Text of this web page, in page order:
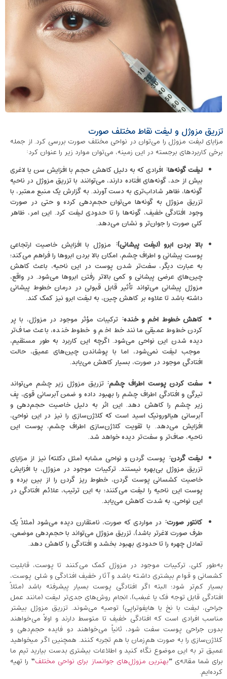
تزریق مزوژل و لیفت نقاط مختلف صورت
مزایای لیفت مزوژل را می‌توان در نواحی مختلف صورت بررسی کرد. از جمله
برخی کاربردهای برجسته در این زمینه، می‌توان موارد زیر را عنوان کرد:
لیفت گونه‌ها: افرادی که به ‌دلیل کاهش حجم با افزایش سن یا لاغری
بیش از حد، گونه‌های افتاده دارند، می‌توانند با تزریق مزوژل در ناحیه
گونه‌ها، ظاهر شاداب‌تری به دست آورند. به گزارش یک منبع معتبر، با
تزریق مزوژل به گونه‌ها می‌توان حجم‌دهی کرده و حتی در صورت
وجود افتادگی خفیف، گونه‌ها را تا حدودی لیفت کرد. این امر، ظاهر
کلی صورت را جوان‌تر و نشان می‌دهد.
بالا بردن ابرو (لیفت پیشانی): مزوژل با افزایش خاصیت ارتجاعی
پوست پیشانی و اطراف چشم، امکان بالا بردن ابروها را فراهم می‌کند؛
به عبارت دیگر، سفت‌تر شدن پوست در این ناحیه، باعث کاهش
چین‌های عرضی پیشانی و کمی بالاتر رفتن ابروها می‌شود. در واقع،
مزوژل پیشانی می‌تواند تأثیر قابل قبولی در درمان خطوط پیشانی
داشته باشد تا علاوه بر کاهش چین، به لیفت ابرو نیز کمک کند.
کاهش خطوط اخم و خنده: ترکیبات مؤثر موجود در مزوژل، با پر
کردن خطوط عمیقی مانند خط اخم و خطوط خنده، باعث صاف‌تر
دیده شدن این نواحی می‌شود. اگرچه این کاربرد به ‌طور مستقیم،
موجب لیفت نمی‌شود، اما با پوشاندن چین‌های عمیق، حالت
افتادگی موجود در صورت، بسیار کاهش می‌یابد.
سفت کردن پوست اطراف چشم: تزریق مزوژل زیر چشم می‌تواند
تیرگی و افتادگی اطراف چشم را بهبود داده و ضمن آبرسانی قوی، پف
زیر چشم را کاهش دهد. این اثر به دلیل خاصیت حجم‌دهی و
آبرسانی هیالورونیک اسید است که کلاژن‌سازی را نیز در این نواحی،
افزایش می‌دهد. با تقویت کلاژن‌سازی اطراف چشم، پوست این
ناحیه، صاف‌تر و سفت‌تر دیده خواهد شد.
لیفت گردن: پوست گردن و نواحی مشابه (مثل دکلته) نیز از مزایای
تزریق مزوژل بی‌بهره نیستند. ترکیبات موجود در مزوژل، با افزایش
خاصیت کشسانی پوست گردن، خطوط ریز گردن را از بین برده و
پوست این ناحیه را لیفت می‌کنند؛ به این ترتیب، علائم افتادگی در
این نواحی، به شدت کاهش می‌یابد.
کانتور صورت: در مواردی که صورت، نامتقارن دیده می‌شود (مثلاً یک
طرف صورت لاغرتر باشد)، تزریق مزوژل می‌تواند با حجم‌دهی موضعی،
تعادل چهره را تا حدودی بهبود بخشد و افتادگی را کاهش دهد.
به‌طور کلی، ترکیبات موجود در مزوژل کمک می‌کنند تا پوست، قابلیت
کشسانی و قوام بیشتری داشته باشد و آثار خفیف افتادگی و شلی پوست،
بسیار کم‌تر شود؛ البته اگر افتادگی پوست بسیار پیشرفته باشد (مثلاً
افتادگی قابل توجه فک یا غبغب)، انجام روش‌های جدی‌تر لیفت (مانند عمل
جراحی، لیفت با نخ یا هایفوتراپی) توصیه می‌شوند. تزریق مزوژل بیشتر
مناسب افرادی است که افتادگی خفیف تا متوسط دارند و اولاً می‌خواهند
بدون جراحی پوست سفت شود، ثانیاً می‌خواهند دو فایده حجم‌دهی و
کلاژن‌سازی را به صورت هم‌زمان با هم تجربه کنند. همچنین اگر میخواهید
عمیق تر به این موضوع نگاه کنید و اطلاعات بیشتری بدست بیارید تیم ما
برای شما مقاله‌ی “بهترین مزوژل‌های جوانساز برای نواحی مختلف” را تهیه
کرده‌ایم.